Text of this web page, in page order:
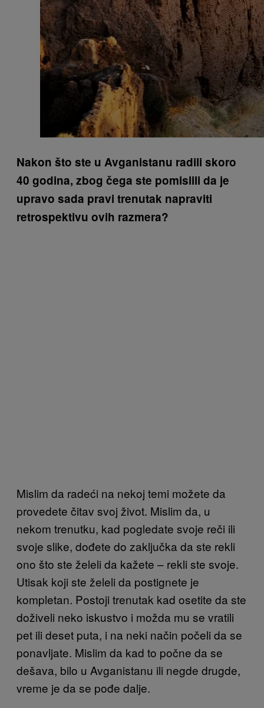
Nakon što ste u Avganistanu radili skoro
40 godina, zbog čega ste pomislili da je
upravo sada pravi trenutak napraviti
retrospektivu ovih razmera?
Mislim da radeći na nekoj temi možete da
provedete čitav svoj život. Mislim da, u
nekom trenutku, kad pogledate svoje reči ili
svoje slike, dođete do zaključka da ste rekli
ono što ste želeli da kažete – rekli ste svoje.
Utisak koji ste želeli da postignete je
kompletan. Postoji trenutak kad osetite da ste
doživeli neko iskustvo i možda mu se vratili
pet ili deset puta, i na neki način počeli da se
ponavljate. Mislim da kad to počne da se
dešava, bilo u Avganistanu ili negde drugde,
vreme je da se pođe dalje.